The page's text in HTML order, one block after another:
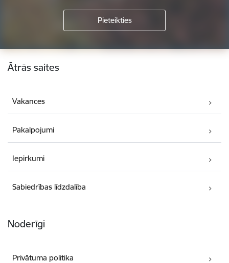
Kājene
Ātrās saites
Vakances
Pakalpojumi
Iepirkumi
Sabiedrības līdzdalība
Noderīgi
Privātuma politika